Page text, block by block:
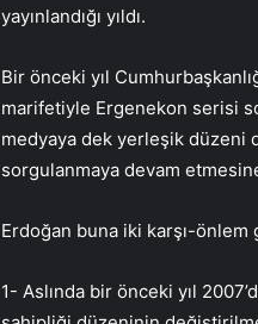
yayınlandığı yıldı.
Bir önceki yıl
marifetiyle Ergenekon serisi
medyaya dek yerleşik düzeni
sorgulanmaya devam
Erdoğan buna iki karşı-önlem
1- Aslında bir önceki yıl